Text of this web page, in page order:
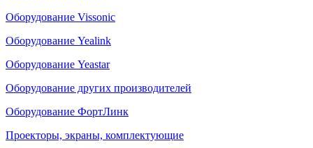
Оборудование Vissonic
Оборудование Yealink
Оборудование Yeastar
Оборудование других производителей
Оборудование ФортЛинк
Проекторы, экраны, комплектующие